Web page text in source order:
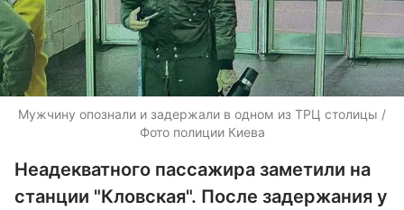
Мужчину опознали и задержали в одном из ТРЦ столицы /
Фото полиции Киева
Неадекватного пассажира заметили на
станции "Кловская". После задержания у